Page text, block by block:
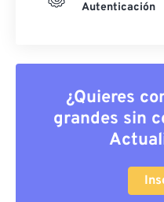
Autenticación
¿Quieres
grandes sin